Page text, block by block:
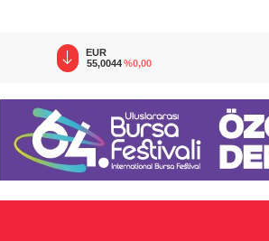
EUR
55,0044%0,00